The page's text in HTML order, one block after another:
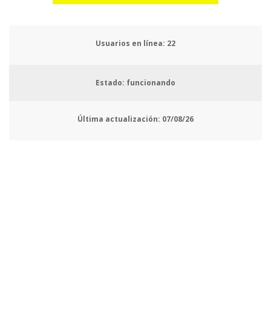
Usuarios en línea: 23
Estado: funcionando
Última actualización: 07/08/26